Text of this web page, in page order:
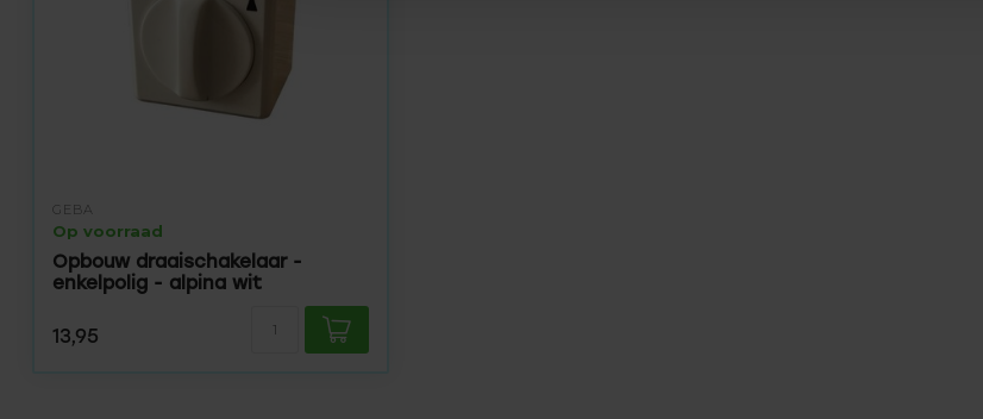
GEBA
Op voorraad
Opbouw draaischakelaar -
enkelpolig - alpina wit
13,95